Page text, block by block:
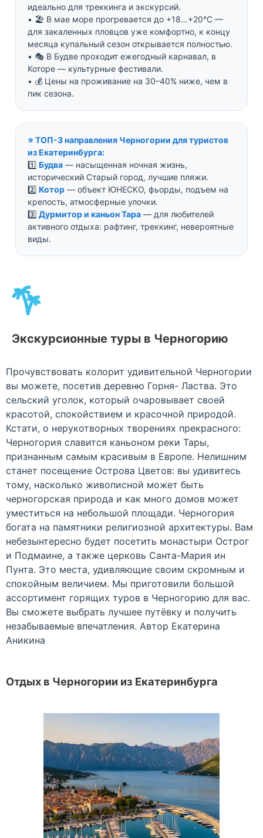
идеально для треккинга и экскурсий.
• 🏖️ В мае море прогревается до +18…+20°C —
для закаленных пловцов уже комфортно, к концу
месяца купальный сезон открывается полностью.
• 🎭 В Будве проходит ежегодный карнавал, в
Которе — культурные фестивали.
• 💰 Цены на проживание на 30–40% ниже, чем в
пик сезона.
⭐ ТОП-3 направления Черногории для туристов
из Екатеринбурга:
1️⃣ Будва — насыщенная ночная жизнь,
исторический Старый город, лучшие пляжи.
2️⃣ Котор — объект ЮНЕСКО, фьорды, подъем на
крепость, атмосферные улочки.
3️⃣ Дурмитор и каньон Тара — для любителей
активного отдыха: рафтинг, треккинг, невероятные
виды.
Экскурсионные туры в Черногорию
Прочувствовать колорит удивительной Черногории
вы можете, посетив деревню Горня- Ластва. Это
сельский уголок, который очаровывает своей
красотой, спокойствием и красочной природой.
Кстати, о нерукотворных творениях прекрасного:
Черногория славится каньоном реки Тары,
признанным самым красивым в Европе. Нелишним
станет посещение Острова Цветов: вы удивитесь
тому, насколько живописной может быть
черногорская природа и как много домов может
уместиться на небольшой площади. Черногория
богата на памятники религиозной архитектуры. Вам
небезынтересно будет посетить монастыри Острог
и Подмаине, а также церковь Санта-Мария ин
Пунта. Это места, удивляющие своим скромным и
спокойным величием. Мы приготовили большой
ассортимент горящих туров в Черногорию для вас.
Вы сможете выбрать лучшее путёвку и получить
незабываемые впечатления. Автор Екатерина
Аникина
Отдых в Черногории из Екатеринбурга